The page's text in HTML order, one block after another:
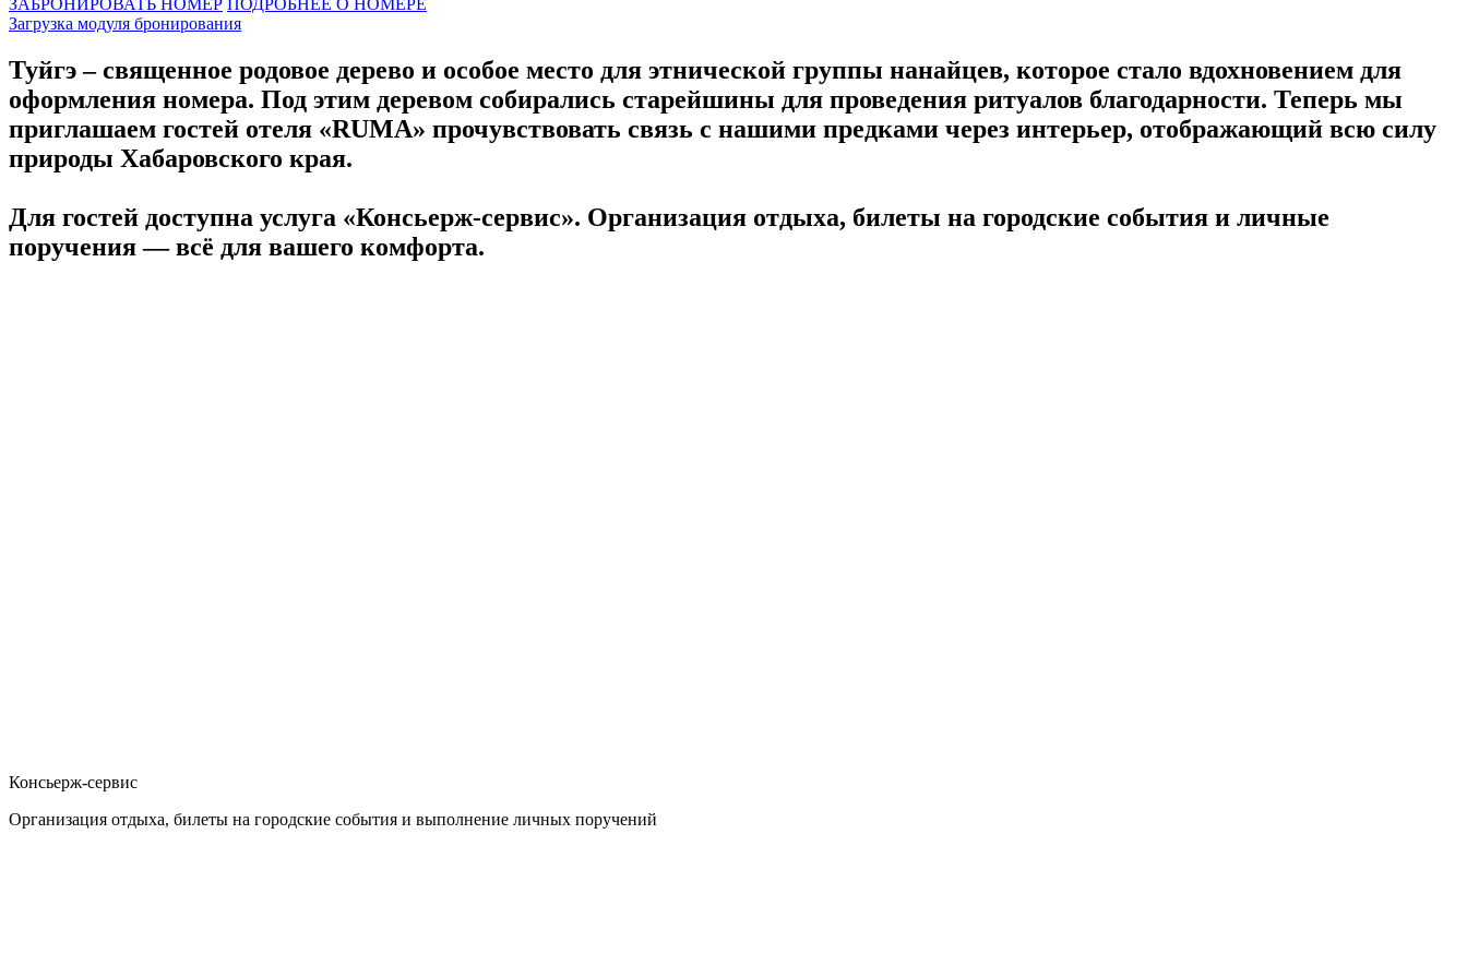
Загрузка модуля бронирования
Туйгэ – священное родовое дерево и особое место для этнической группы нанайцев, которое стало вдохновением для
оформления номера. Под этим деревом собирались старейшины для проведения ритуалов благодарности. Теперь мы
приглашаем гостей отеля «RUMA» прочувствовать связь с нашими предками через интерьер, отображающий всю силу
природы Хабаровского края.
Для гостей доступна услуга «Консьерж-сервис». Организация отдыха, билеты на городские события и личные
поручения — всё для вашего комфорта.
Консьерж-сервис
Организация отдыха, билеты на городские события и выполнение личных поручений